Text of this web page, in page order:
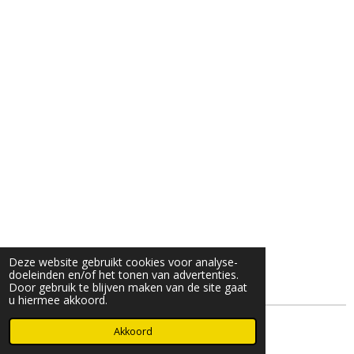
Deze website gebruikt cookies voor analyse-
doeleinden en/of het tonen van advertenties.
Door gebruik te blijven maken van de site gaat
u hiermee akkoord.
Akkoord
© 2025- 2026 Djöz mode